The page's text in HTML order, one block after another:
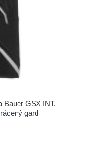
Bauer GSX INT,
gard